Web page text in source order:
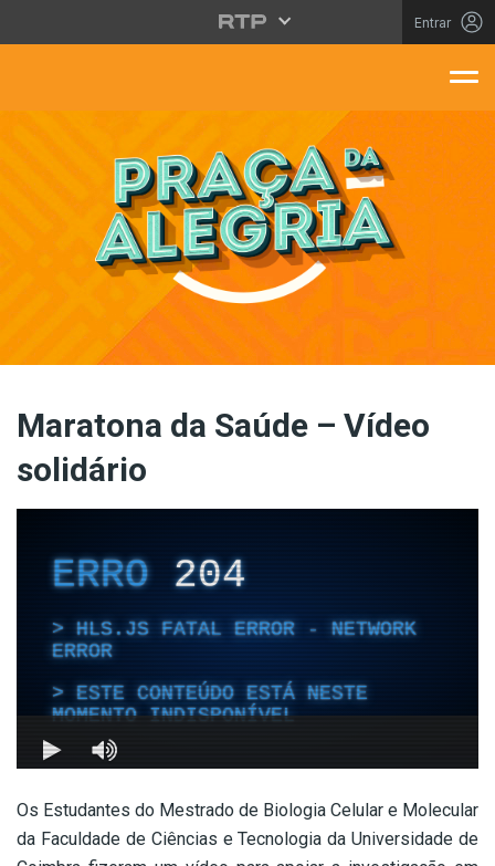
Saltar para o conteúdo principal
Entrar
Maratona da Saúde – Vídeo
solidário
Os Estudantes do Mestrado de Biologia Celular e Molecular
da Faculdade de Ciências e Tecnologia da Universidade de